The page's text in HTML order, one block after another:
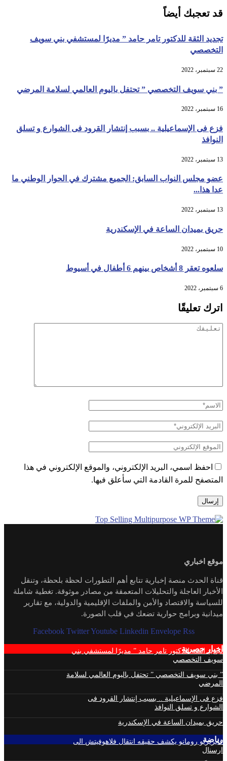
قد تعجبك أيضاً
تجديد الثقة للدكتور تامر حامد ” مديرًا لمستشفي بني سويف
التخصصي
22 سبتمبر، 2022
” بني سويف التخصصي ” تحتفل باليوم العالمي لسلامة المرضي
16 سبتمبر، 2022
فزع فى الإسماعيلية .. بسبب إنتشار القرود فى الشوارع و تسلق
النوافذ
13 سبتمبر، 2022
عضو مجلس النواب السابق: الجميع مشترك في الحوار الوطني ما
عدا هذا...
13 سبتمبر، 2022
حريق بميدان الساعة في الإسكندرية
10 سبتمبر، 2022
سلعوه تعقر 8 أشخاص بينهم 6 أطفال في أسيوط
6 سبتمبر، 2022
اترك تعليقًا
احفظ اسمي، البريد الإلكتروني، والموقع الإلكتروني في هذا
المتصفح للمرة القادمة التي سأعلق فيها.
موقع اخباري
قناة الحدث منصة إخبارية تتابع أهم التطورات لحظة بلحظة، وتنقل
الأخبار العاجلة والتحليلات المتعمقة من مصادر موثوقة. تغطية شاملة
للسياسة والاقتصاد والأمن والملفات الإقليمية والدولية، مع تقارير
ميدانية وبرامج حوارية تضعك في قلب الصورة.
Facebook Twitter Youtube Linkedin Envelope Rss
اخبار حصرية
تجديد الثقة للدكتور تامر حامد ” مديرًا لمستشفي بني
سويف التخصصي
” بني سويف التخصصي ” تحتفل باليوم العالمي لسلامة
المرضي
فزع فى الإسماعيلية .. بسبب إنتشار القرود فى
الشوارع و تسلق النوافذ
حريق بميدان الساعة في الإسكندرية
رياضة
فابريزيو رومانو يكشف حقيقه انتقال فلاهوفيتش الى
ارسنال